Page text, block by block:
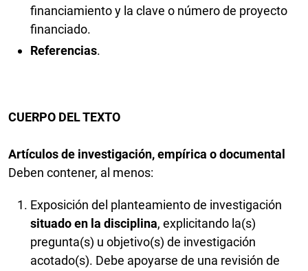
financiamiento y la clave o número de proyecto
financiado.
Referencias.
CUERPO DEL TEXTO
Artículos de investigación, empírica o documental
Deben contener, al menos:
Exposición del planteamiento de investigación
situado en la disciplina, explicitando la(s)
pregunta(s) u objetivo(s) de investigación
acotado(s). Debe apoyarse de una revisión de